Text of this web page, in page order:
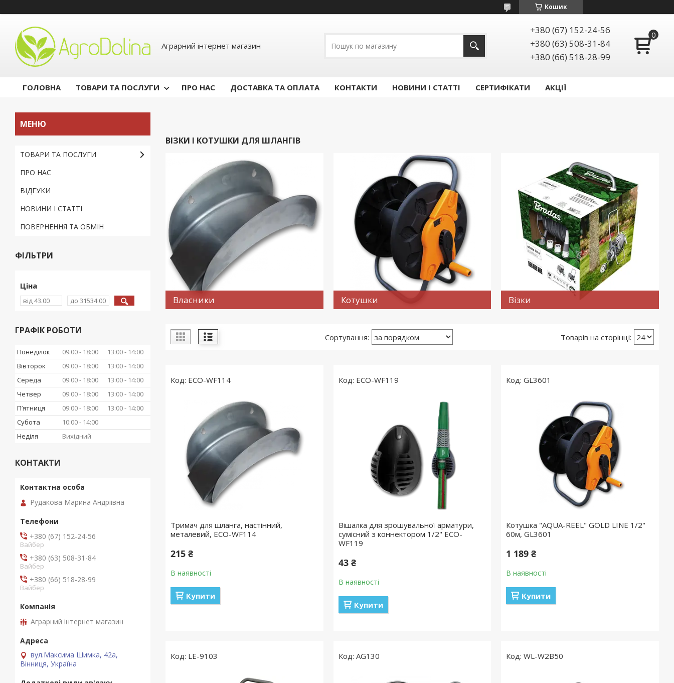
Кошик
Аграрний інтернет магазин
+380 (67) 152-24-56
+380 (63) 508-31-84
+380 (66) 518-28-99
ГОЛОВНА ТОВАРИ ТА ПОСЛУГИ ПРО НАС ДОСТАВКА ТА ОПЛАТА КОНТАКТИ НОВИНИ І СТАТТІ СЕРТИФІКАТИ АКЦІЇ
ВІЗКИ І КОТУШКИ ДЛЯ ШЛАНГІВ
Власники Котушки Візки
ECO-WF114
Тримач для шланга, настінний,
металевий, ECO-WF114
215 ₴
В наявності
Купити
ECO-WF119
Вішалка для зрошувальної арматури,
сумісний з коннектором 1/2" ECO-
WF119
43 ₴
В наявності
Купити
GL3601
Котушка "AQUA-REEL" GOLD LINE 1/2"
60м, GL3601
1 189 ₴
В наявності
Купити
LE-9103 AG130 WL-W2B50
ТОВАРИ ТА ПОСЛУГИ
ПРО НАС
ВІДГУКИ
НОВИНИ І СТАТТІ
ПОВЕРНЕННЯ ТА ОБМІН
ФІЛЬТРИ
Ціна
ГРАФІК РОБОТИ
Понеділок 09:00 18:00 13:00
14:00
Вівторок
09:00 18:00 13:00
14:00
Середа
09:00 18:00 13:00
14:00
Четвер
09:00 18:00 13:00
14:00
Пʼятниця
09:00 18:00 13:00
14:00
Субота
10:00
14:00
Неділя
Вихідний
КОНТАКТИ
Рудакова Марина Андріівна
+380 (67) 152-24-56
Вайбер
+380 (63) 508-31-84
Вайбер
+380 (66) 518-28-99
Вайбер
Аграрний інтернет магазин
вул.Максима Шимка, 42а,
Вінниця, Україна